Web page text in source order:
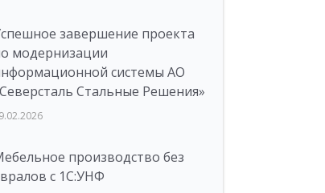
завершение проекта
модернизации
системы АО
Стальные Решения»
производство без
с 1С:УНФ